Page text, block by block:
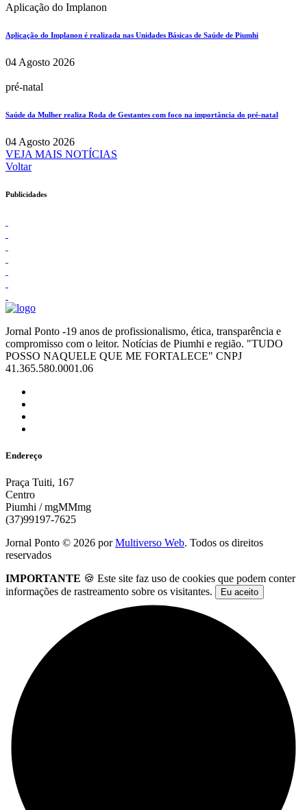
Aplicação do Implanon
Aplicação do Implanon é realizada nas Unidades Básicas de Saúde de Piumhi
04 Agosto 2026
pré-natal
Saúde da Mulher realiza Roda de Gestantes com foco na importância do pré-natal
04 Agosto 2026
VEJA MAIS NOTÍCIAS
Voltar
Publicidades
Jornal Ponto -19 anos de profissionalismo, ética, transparência e
compromisso com o leitor. Notícias de Piumhi e região. "TUDO
POSSO NAQUELE QUE ME FORTALECE" CNPJ
41.365.580.0001.06
Endereço
Praça Tuiti, 167
Centro
Piumhi / mgMMmg
(37)99197-7625
Jornal Ponto © 2026 porMultiverso Web. Todos os direitos
reservados
IMPORTANTE 🍪 Este site faz uso de cookies que podem conter
informações de rastreamento sobre os visitantes.
Eu aceito